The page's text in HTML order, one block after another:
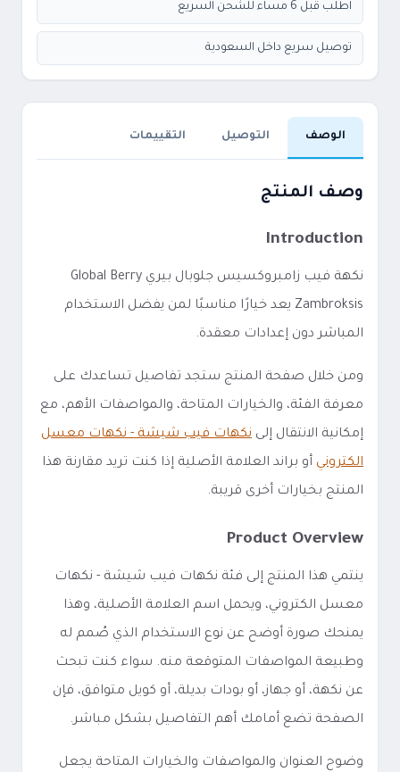
اطلب قبل 6 مساء للشحن السريع
توصيل سريع داخل السعودية
الوصف التوصيل التقييمات
وصف المنتج
Introduction
نكهة فيب زامبروكسيس جلوبال بيري Global Berry
Zambroksis يعد خيارًا مناسبًا لمن يفضل الاستخدام
المباشر دون إعدادات معقدة.
ومن خلال صفحة المنتج ستجد تفاصيل تساعدك على
معرفة الفئة، والخيارات المتاحة، والمواصفات الأهم، مع
إمكانية الانتقال إلى نكهات فيب شيشة - نكهات معسل
الكتروني أو براند العلامة الأصلية إذا كنت تريد مقارنة هذا
المنتج بخيارات أخرى قريبة.
Product Overview
ينتمي هذا المنتج إلى فئة نكهات فيب شيشة - نكهات
معسل الكتروني، ويحمل اسم العلامة الأصلية، وهذا
يمنحك صورة أوضح عن نوع الاستخدام الذي صُمم له
وطبيعة المواصفات المتوقعة منه. سواء كنت تبحث
عن نكهة، أو جهاز، أو بودات بديلة، أو كويل متوافق، فإن
الصفحة تضع أمامك أهم التفاصيل بشكل مباشر.
وضوح العنوان والمواصفات والخيارات المتاحة يجعل